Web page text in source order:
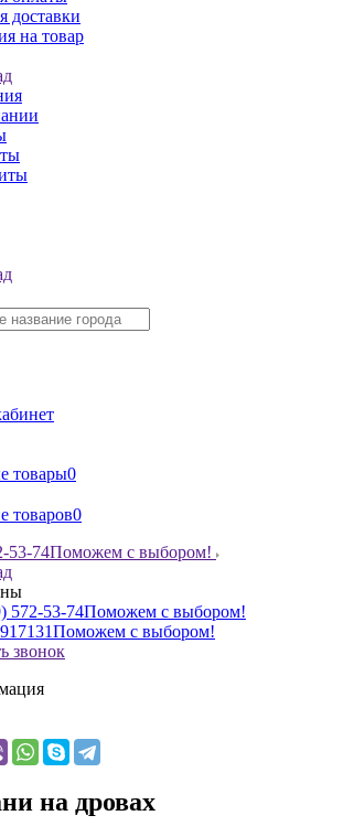
доставки
на товар
товары0
товаров0
53-74Поможем с выбором!
572-53-74Поможем с выбором!
Поможем с выбором!
звонок
на дровах